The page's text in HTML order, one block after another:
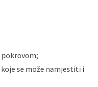
pokrovom;
se može namjestiti i